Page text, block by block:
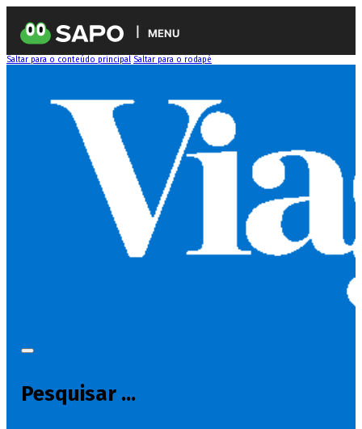
MENU
Saltar para o conteúdo principal Saltar para o rodapé
Pesquisar ...